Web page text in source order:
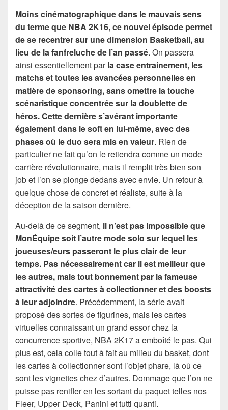
Moins cinématographique dans le mauvais sens
du terme que NBA 2K16, ce nouvel épisode permet
de se recentrer sur une dimension Basketball, au
lieu de la fanfreluche de l’an passé. On passera
ainsi essentiellement parla case entrainement, les
matchs et toutes les avancées personnelles en
matière de sponsoring, sans omettre la touche
scénaristique concentrée sur la doublette de
héros. Cette dernière s’avérant importante
également dans le soft en lui-même, avec des
phases où le duo sera mis en valeur. Rien de
particulier ne fait qu’on le retiendra comme un mode
carrière révolutionnaire, mais il remplit très bien son
job et l’on se plonge dedans avec envie. Un retour à
quelque chose de concret et réaliste, suite à la
déception de la saison dernière.
Au-delà de ce segment, il n’est pas impossible que
MonÉquipe soit l’autre mode solo sur lequel les
joueuses/eurs passeront le plus clair de leur
temps. Pas nécessairement car il est meilleur que
les autres, mais tout bonnement par la fameuse
attractivité des cartes à collectionner et des boosts
à leur adjoindre. Précédemment, la série avait
proposé des sortes de figurines, mais les cartes
virtuelles connaissant un grand essor chez la
concurrence sportive, NBA 2K17 a emboîté le pas. Qui
plus est, cela colle tout à fait au milieu du basket, dont
les cartes à collectionner sont l’objet phare, là où ce
sont les vignettes chez d’autres. Dommage que l’on ne
puisse pas renifler en les sortant du paquet telles nos
Fleer, Upper Deck, Panini et tutti quanti.